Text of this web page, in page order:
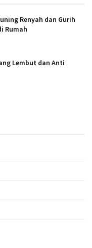
Renyah dan Gurih
Rumah
Lembut dan Anti